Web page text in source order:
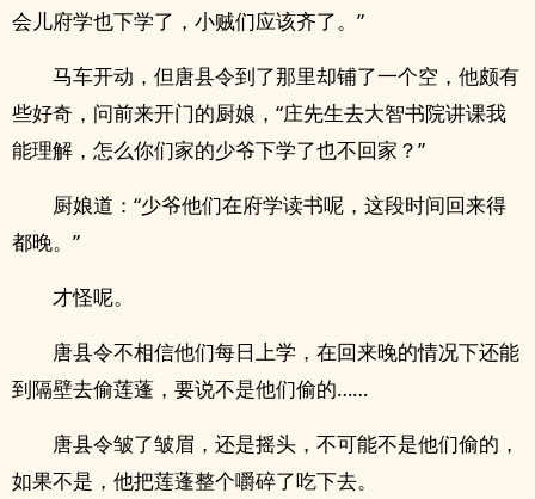
会儿府学也下学了，小贼们应该齐了。”
马车开动，但唐县令到了那里却铺了一个空，他颇有
些好奇，问前来开门的厨娘，“庄先生去大智书院讲课我
能理解，怎么你们家的少爷下学了也不回家？”
厨娘道：“少爷他们在府学读书呢，这段时间回来得
都晚。”
才怪呢。
唐县令不相信他们每日上学，在回来晚的情况下还能
到隔壁去偷莲蓬，要说不是他们偷的……
唐县令皱了皱眉，还是摇头，不可能不是他们偷的，
如果不是，他把莲蓬整个嚼碎了吃下去。